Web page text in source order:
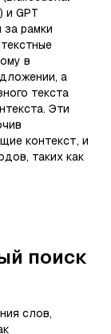
и GPT
за рамки
в
а
текста
Эти
контекст, и
таких как
поиск
слов,